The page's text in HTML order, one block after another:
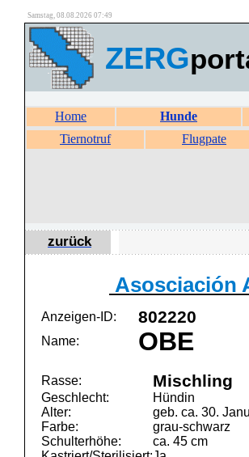
Samstag, 08.08.2026 07:49
ZERG
Home Hunde
Tiernotruf
Flugpate
zurück
Asosciación
Anzeigen-ID: 802220
Name: OBE
Rasse: Mischling
Geschlecht:
Hündin
Alter:
geb. ca. 30.
Farbe:
grau-schwarz
Schulterhöhe:
ca. 45 cm